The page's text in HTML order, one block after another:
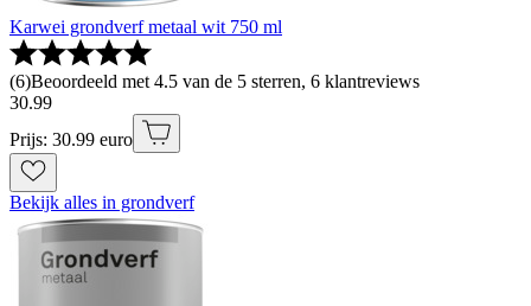
Karwei grondverf metaal wit 750 ml
(6)Beoordeeld met 4.5 van de 5 sterren, 6 klantreviews
30.99
Prijs: 30.99 euro
Bekijk alles in grondverf